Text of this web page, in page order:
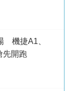
機捷A1、
先開跑